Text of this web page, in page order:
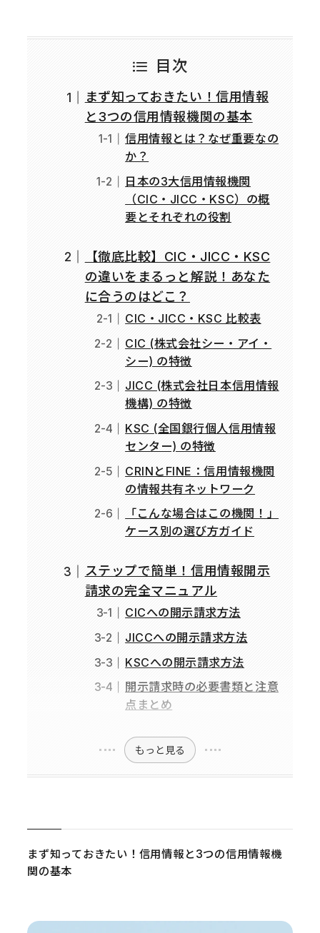
目次
まず知っておきたい！信用情報
と3つの信用情報機関の基本
信用情報とは？なぜ重要なの
か？
日本の3大信用情報機関
（CIC・JICC・KSC）の概
要とそれぞれの役割
【徹底比較】CIC・JICC・KSC
の違いをまるっと解説！あなた
に合うのはどこ？
CIC・JICC・KSC 比較表
CIC (株式会社シー・アイ・
シー) の特徴
JICC (株式会社日本信用情報
機構) の特徴
KSC (全国銀行個人信用情報
センター) の特徴
CRINとFINE：信用情報機関
の情報共有ネットワーク
「こんな場合はこの機関！」
ケース別の選び方ガイド
ステップで簡単！信用情報開示
請求の完全マニュアル
CICへの開示請求方法
JICCへの開示請求方法
KSCへの開示請求方法
開示請求時の必要書類と注意
点まとめ
もっと見る
まず知っておきたい！信用情報と3つの信用情報機
関の基本